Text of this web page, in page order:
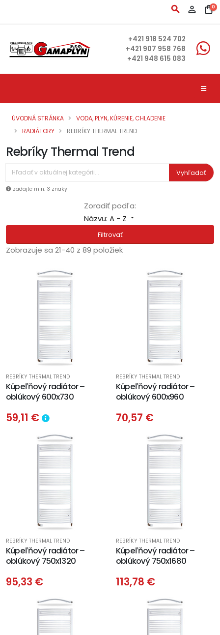
search person_outline shopping_bag0
+421 918 524 702
+421 907 958 768
+421 948 615 083
ÚVODNÁ STRÁNKA
VODA, PLYN, KÚRENIE, CHLADENIE
RADIÁTORY
REBRÍKY THERMAL TREND
Rebríky Thermal Trend
Vyhľadať
zadajte min. 3 znaky
Zoradiť podľa:
Názvu: A - Z 
Filtrovať
Zobrazuje sa 21-40 z 89 položiek
REBRÍKY THERMAL TREND
Kúpeľňový radiátor –
oblúkový 600x730
59,11 €
REBRÍKY THERMAL TREND
Kúpeľňový radiátor –
oblúkový 600x960
70,57 €
REBRÍKY THERMAL TREND
Kúpeľňový radiátor –
oblúkový 750x1320
95,33 €
REBRÍKY THERMAL TREND
Kúpeľňový radiátor –
oblúkový 750x1680
113,78 €